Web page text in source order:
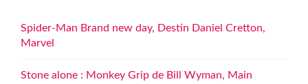
Spider-Man Brand new day, Destin Daniel Cretton,
Marvel
Stone alone : Monkey Grip de Bill Wyman, Main